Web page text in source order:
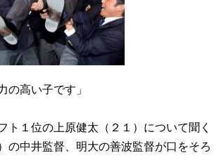
の高い子です」
１位の上原健太（２１）について聞く
の中井監督、明大の善波監督が口をそろ